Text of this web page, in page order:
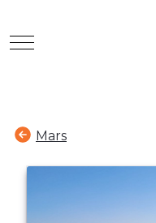
Mobile Menu Toggle
Mars